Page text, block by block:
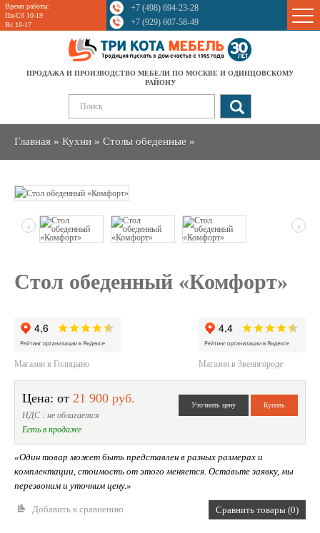
Время работы:
Пн-Сб 10-19
Вс 10-17
+7 (498) 694-23-28
+7 (929) 607-58-49
ПРОДАЖА И ПРОИЗВОДСТВО МЕБЕЛИ ПО МОСКВЕ И ОДИНЦОВСКОМУ
РАЙОНУ
Главная » Кухни » Столы обеденные »
Sale
‹ ›
Стол обеденный «Комфорт»
Магазин в Голицыно Магазин в Звенигороде
Цена: от 21 900 руб.
НДС : не облагается
Есть в продаже
«Один товар может быть представлен в разных размерах и
комплектации, стоимость от этого меняется. Оставьте заявку, мы
перезвоним и уточним цену.»
Добавить к сравнению Сравнить товары (0)